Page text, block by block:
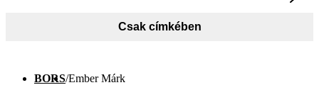
Csak címkében
BORS/Ember Márk